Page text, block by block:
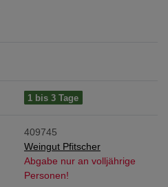
1 bis 3 Tage
409745
Weingut Pfitscher
Abgabe nur an volljährige
Personen!